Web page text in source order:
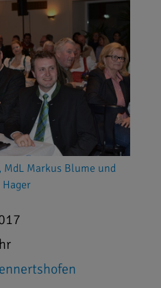
MdL Markus Blume und
Hager